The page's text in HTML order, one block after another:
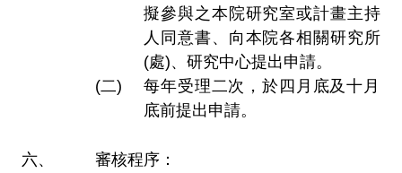
擬參與之本院研究室或計畫主持
人同意書、向本院各相關研究所
(處)、研究中心提出申請。
每年受理二次，於四月底及十月
底前提出申請。
審核程序：